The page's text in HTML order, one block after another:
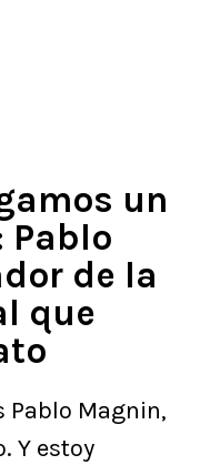
un
Pablo
de la
que
Pablo Magnin,
Y estoy